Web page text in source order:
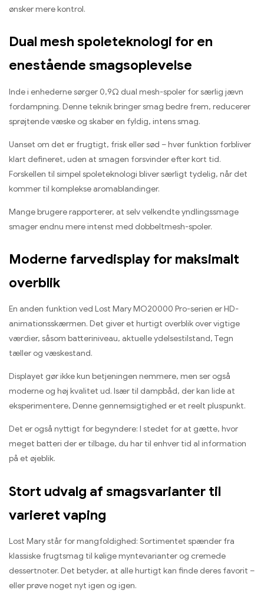
ønsker mere kontrol.
Dual mesh spoleteknologi for en
enestående smagsoplevelse
Inde i enhederne sørger 0,9Ω dual mesh-spoler for særlig jævn
fordampning. Denne teknik bringer smag bedre frem, reducerer
sprøjtende væske og skaber en fyldig, intens smag.
Uanset om det er frugtigt, frisk eller sød – hver funktion forbliver
klart defineret, uden at smagen forsvinder efter kort tid.
Forskellen til simpel spoleteknologi bliver særligt tydelig, når det
kommer til komplekse aromablandinger.
Mange brugere rapporterer, at selv velkendte yndlingssmage
smager endnu mere intenst med dobbeltmesh-spoler.
Moderne farvedisplay for maksimalt
overblik
En anden funktion ved Lost Mary MO20000 Pro-serien er HD-
animationsskærmen. Det giver et hurtigt overblik over vigtige
værdier, såsom batteriniveau, aktuelle ydelsestilstand, Tegn
tæller og væskestand.
Displayet gør ikke kun betjeningen nemmere, men ser også
moderne og høj kvalitet ud. Især til dampbåd, der kan lide at
eksperimentere, Denne gennemsigtighed er et reelt pluspunkt.
Det er også nyttigt for begyndere: I stedet for at gætte, hvor
meget batteri der er tilbage, du har til enhver tid al information
på et øjeblik.
Stort udvalg af smagsvarianter til
varieret vaping
Lost Mary står for mangfoldighed: Sortimentet spænder fra
klassiske frugtsmag til kølige myntevarianter og cremede
dessertnoter. Det betyder, at alle hurtigt kan finde deres favorit –
eller prøve noget nyt igen og igen.